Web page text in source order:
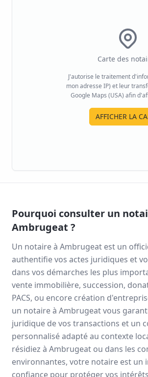
Carte des
J'autorise le traitement
mon adresse IP) et leur
Google Maps (USA) afin
AFFICHER LA
Pourquoi consulter un
Ambrugeat ?
Un notaire à Ambrugeat est un
authentifie vos actes juridiques et
dans vos démarches les plus
vente immobilière, succession,
PACS, ou encore création
un notaire à Ambrugeatvous
juridique de vos transactions et un
personnalisé adapté au contexte
résidiez à Ambrugeat ou dans les
environnantes, votre notaire est un
confiance pour protéger vos